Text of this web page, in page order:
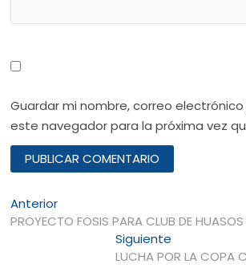
Guardar mi nombre, correo
este navegador para la próxima vez
Navegación
de
AnteriorEntrada
anterior:
PROYECTO FOSIS PARA CLUB DE HUASOS
SiguienteEntrada
siguiente:
LUCHA POR LA COPA